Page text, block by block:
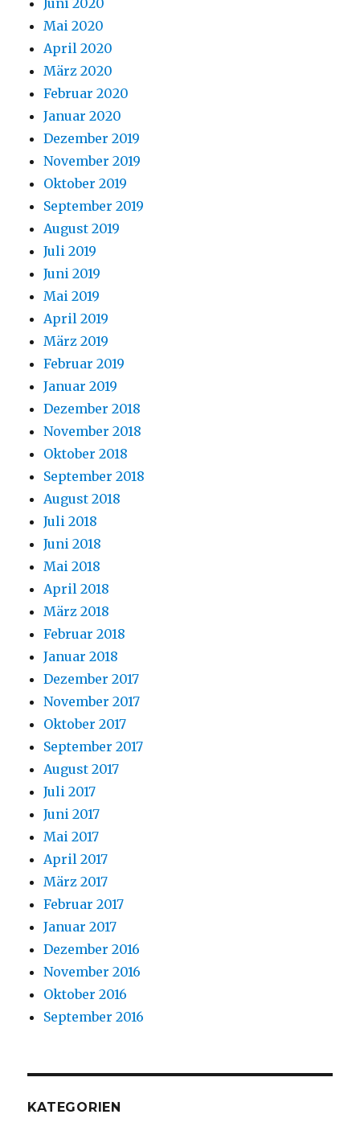
Mai 2020
April 2020
März 2020
Februar 2020
Januar 2020
Dezember 2019
November 2019
Oktober 2019
September 2019
August 2019
Juli 2019
Juni 2019
Mai 2019
April 2019
März 2019
Februar 2019
Januar 2019
Dezember 2018
November 2018
Oktober 2018
September 2018
August 2018
Juli 2018
Juni 2018
Mai 2018
April 2018
März 2018
Februar 2018
Januar 2018
Dezember 2017
November 2017
Oktober 2017
September 2017
August 2017
Juli 2017
Juni 2017
Mai 2017
April 2017
März 2017
Februar 2017
Januar 2017
Dezember 2016
November 2016
Oktober 2016
September 2016
KATEGORIEN